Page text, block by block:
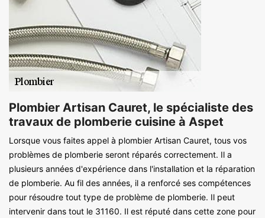
Plombier Artisan Cauret, le spécialiste des
travaux de plomberie cuisine à Aspet
Lorsque vous faites appel à plombier Artisan Cauret, tous vos
problèmes de plomberie seront réparés correctement. Il a
plusieurs années d'expérience dans l'installation et la réparation
de plomberie. Au fil des années, il a renforcé ses compétences
pour résoudre tout type de problème de plomberie. Il peut
intervenir dans tout le 31160. Il est réputé dans cette zone pour